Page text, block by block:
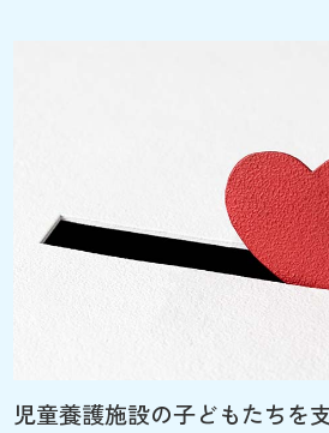
児童養護施設の子どもたちを